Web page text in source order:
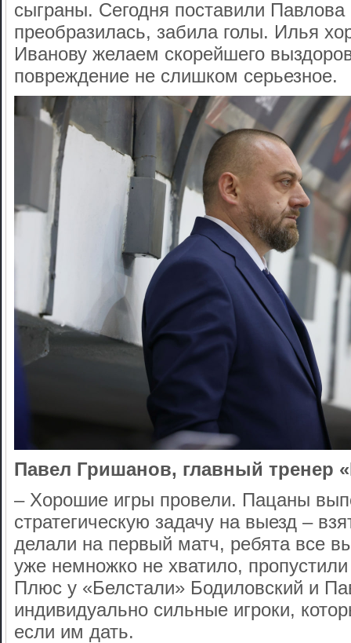
сыграны. Сегодня поставили Павлова
преобразилась, забила голы. Илья
Иванову желаем скорейшего
повреждение не слишком серьезное.
Павел Гришанов, главный тренер
– Хорошие игры провели. Пацаны
стратегическую задачу на выезд –
делали на первый матч, ребята все
уже немножко не хватило,
Плюс у «Белстали» Бодиловский и
индивидуально сильные игроки,
если им дать.